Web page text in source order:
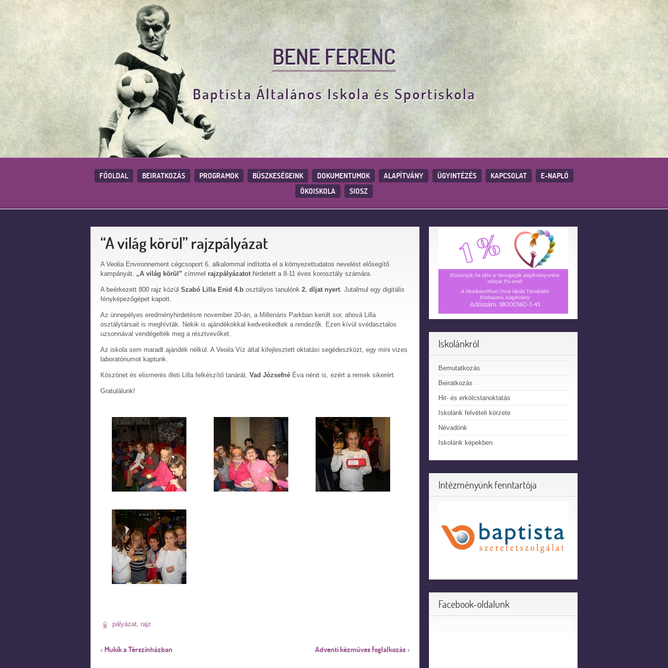
BENE FERENC
Baptista Általános Iskola és Sportiskola
FŐOLDAL BEIRATKOZÁS PROGRAMOK BÜSZKESÉGEINK DOKUMENTUMOK ALAPÍTVÁNY ÜGYINTÉZÉS KAPCSOLAT
E-NAPLÓ
ÖKOISKOLA
SIOSZ
“A világ körül” rajzpályázat
A Veolia Environnement cégcsoport 6. alkalommal indította el a környezettudatos nevelést elősegítő
kampányát. „A világ körül” címmel rajzpályázatot hirdetett a 8-11 éves korosztály számára.
A beérkezett 800 rajz közül Szabó Lilla Enid 4.b osztályos tanulónk 2. díjat nyert. Jutalmul egy digitális
fényképezőgépet kapott.
Az ünnepélyes eredményhirdetésre november 20-án, a Millenáris Parkban került sor, ahová Lilla
osztálytársait is meghívták. Nekik is ajándékokkal kedveskedtek a rendezők. Ezen kívül svédasztalos
uzsonnával vendégelték meg a résztvevőket.
Az iskola sem maradt ajándék nélkül. A Veoila Víz által kifejlesztett oktatási segédeszközt, egy mini vizes
laboratóriumot kaptunk.
Köszönet és elismerés illeti Lilla felkészítő tanárát, Vad Józsefné Éva nénit is, ezért a remek sikerért.
Gratulálunk!
pályázat, rajz
‹ Mukik a Térszínházban Adventi kézműves foglalkozás›
Iskolánkról
Bemutatkozás
Beiratkozás
Hit- és erkölcstanoktatás
Iskolánk felvételi körzete
Névadónk
Iskolánk képekben
Intézményünk fenntartója
Facebook-oldalunk